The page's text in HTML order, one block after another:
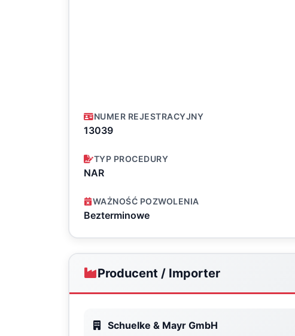
NUMER REJESTRACYJNY
13039
TYP PROCEDURY
NAR
WAŻNOŚĆ POZWOLENIA
Bezterminowe
Producent / Importer
Schuelke & Mayr GmbH